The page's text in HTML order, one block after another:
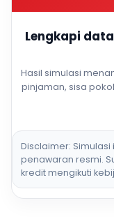
Lengkapi
Hasil simulasi
pinjaman, sisa
Disclaimer:
penawaran resmi.
kredit mengikuti